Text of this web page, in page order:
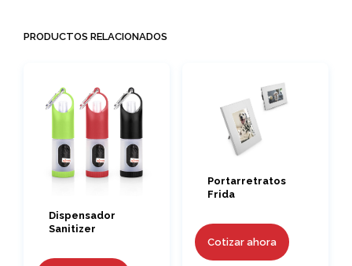
PRODUCTOS RELACIONADOS
Dispensador
Sanitizer
Portarretratos
Frida
Cotizar ahora